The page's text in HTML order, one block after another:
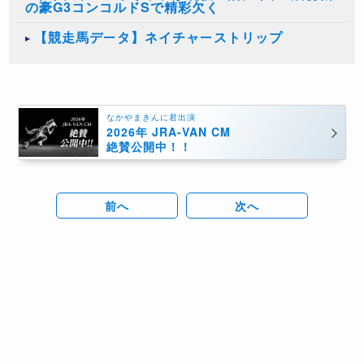
の豪G3コンコルドSで精彩欠く
【競走馬データ】ネイチャーストリップ
なかやまきんに君出演
2026年 JRA-VAN CM
絶賛公開中！！
前へ 次へ